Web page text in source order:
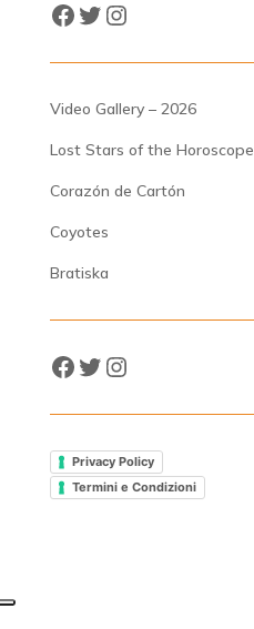
Facebook
Twitter
Instagram
Video Gallery – 2026
Lost Stars of the Horoscope
Corazón de Cartón
Coyotes
Bratiska
Facebook
Twitter
Instagram
Privacy Policy
Termini e Condizioni